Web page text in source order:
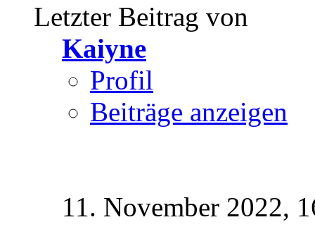
Letzter Beitrag von
Kaiyne
Profil
Beiträge anzeigen
11. November 2022,